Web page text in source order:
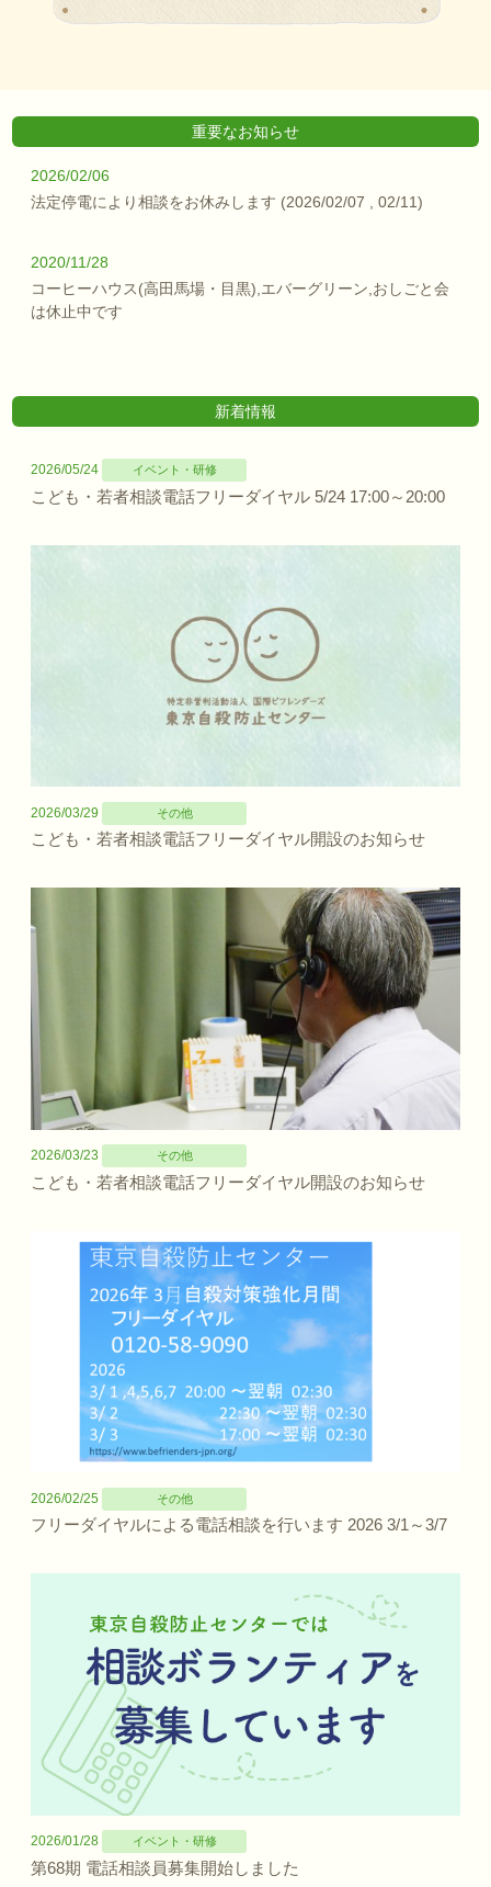
重要なお知らせ
2026/02/06
法定停電により相談をお休みします (2026/02/07 , 02/11)
2020/11/28
コーヒーハウス(高田馬場・目黒),エバーグリーン,おしごと会
は休止中です
新着情報
2026/05/24 イベント・研修
こども・若者相談電話フリーダイヤル 5/24 17:00～20:00
2026/03/29 その他
こども・若者相談電話フリーダイヤル開設のお知らせ
2026/03/23 その他
こども・若者相談電話フリーダイヤル開設のお知らせ
2026/02/25 その他
フリーダイヤルによる電話相談を行います 2026 3/1～3/7
2026/01/28 イベント・研修
第68期 電話相談員募集開始しました